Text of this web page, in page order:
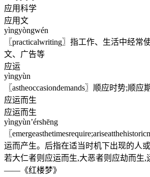
应用科学
应用文
yìngyòngwén
〖practicalwriting〗指工作、生活中经常
文、广告等
应运
yìngyùn
〖astheoccasiondemands〗顺应时势;顺应
应运而生
应运而生
yìngyùn’érshēng
〖
运而产生。后指在适当时机下出现的人
若大仁者则应运而生,大恶者则应劫而生,
——《红楼梦》